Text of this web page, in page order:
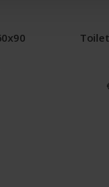
Toiletmat blauw